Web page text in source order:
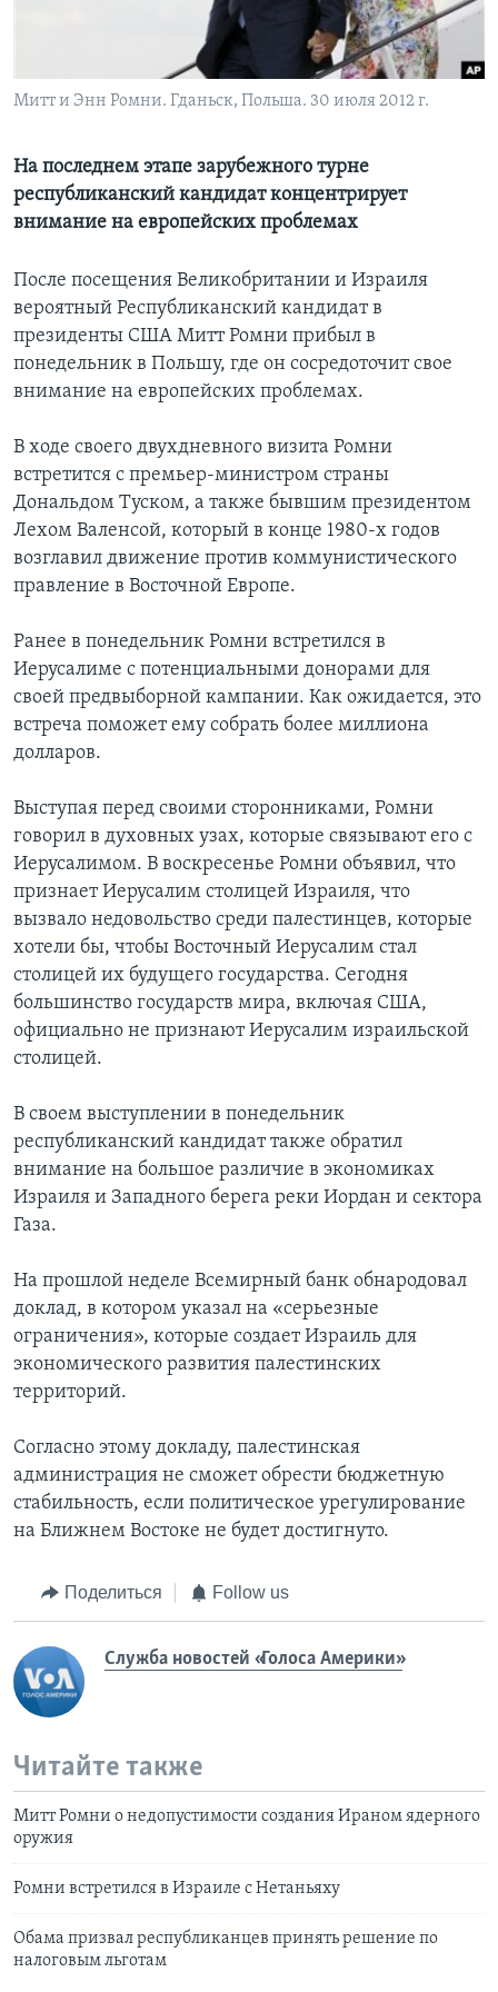
СОЦИАЛЬНЫЕ СЕТИ
Языки
Митт и Энн Ромни. Гданьск, Польша. 30 июля 2012 г.
На последнем этапе зарубежного турне
республиканский кандидат концентрирует
внимание на европейских проблемах
После посещения Великобритании и Израиля
вероятный Республиканский кандидат в
президенты США Митт Ромни прибыл в
понедельник в Польшу, где он сосредоточит свое
внимание на европейских проблемах.
В ходе своего двухдневного визита Ромни
встретится с премьер-министром страны
Дональдом Туском, а также бывшим президентом
Лехом Валенсой, который в конце 1980-х годов
возглавил движение против коммунистического
правление в Восточной Европе.
Ранее в понедельник Ромни встретился в
Иерусалиме с потенциальными донорами для
своей предвыборной кампании. Как ожидается, это
встреча поможет ему собрать более миллиона
долларов.
Выступая перед своими сторонниками, Ромни
говорил в духовных узах, которые связывают его с
Иерусалимом. В воскресенье Ромни объявил, что
признает Иерусалим столицей Израиля, что
вызвало недовольство среди палестинцев, которые
хотели бы, чтобы Восточный Иерусалим стал
столицей их будущего государства. Сегодня
большинство государств мира, включая США,
официально не признают Иерусалим израильской
столицей.
В своем выступлении в понедельник
республиканский кандидат также обратил
внимание на большое различие в экономиках
Израиля и Западного берега реки Иордан и сектора
Газа.
На прошлой неделе Всемирный банк обнародовал
доклад, в котором указал на «серьезные
ограничения», которые создает Израиль для
экономического развития палестинских
территорий.
Согласно этому докладу, палестинская
администрация не сможет обрести бюджетную
стабильность, если политическое урегулирование
на Ближнем Востоке не будет достигнуто.
Поделиться Follow us
Служба новостей «Голоса Америки»
Читайте также
Митт Ромни о недопустимости создания Ираном ядерного
оружия
Ромни встретился в Израиле с Нетаньяху
Обама призвал республиканцев принять решение по
налоговым льготам